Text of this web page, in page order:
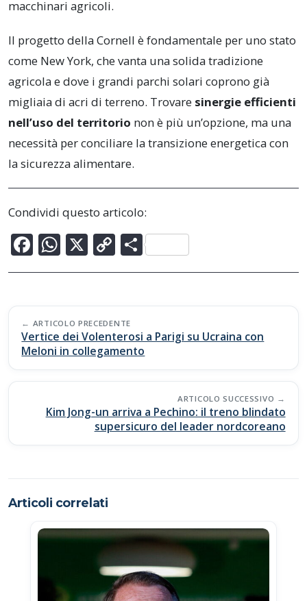
macchinari agricoli.
Il progetto della Cornell è fondamentale per uno stato
come New York, che vanta una solida tradizione
agricola e dove i grandi parchi solari coprono già
migliaia di acri di terreno. Trovare sinergie efficienti
nell’uso del territorio non è più un’opzione, ma una
necessità per conciliare la transizione energetica con
la sicurezza alimentare.
Condividi questo articolo:
F
ac
b
o
o
k
W
h
s
A
p
p
X C
o
y
Li
n
k
C
o
di
vi
di
Post
navigation
ARTICOLO PRECEDENTE
Vertice dei Volenterosi a Parigi su Ucraina con
Meloni in collegamento
ARTICOLO SUCCESSIVO
Kim Jong-un arriva a Pechino: il treno blindato
supersicuro del leader nordcoreano
Articoli correlati